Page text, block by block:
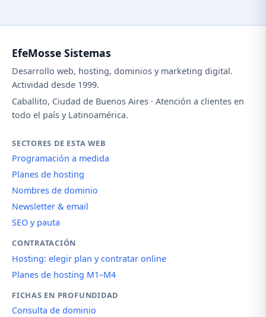
EfeMosse Sistemas
Desarrollo web, hosting, dominios y marketing digital.
Actividad desde 1999.
Caballito, Ciudad de Buenos Aires · Atención a clientes en
todo el país y Latinoamérica.
SECTORES DE ESTA WEB
Programación a medida
Planes de hosting
Nombres de dominio
Newsletter & email
SEO y pauta
CONTRATACIÓN
Hosting: elegir plan y contratar online
Planes de hosting M1–M4
FICHAS EN PROFUNDIDAD
Consulta de dominio